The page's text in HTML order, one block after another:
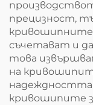
прецизност,
съчетават и
това
на
кривошипите